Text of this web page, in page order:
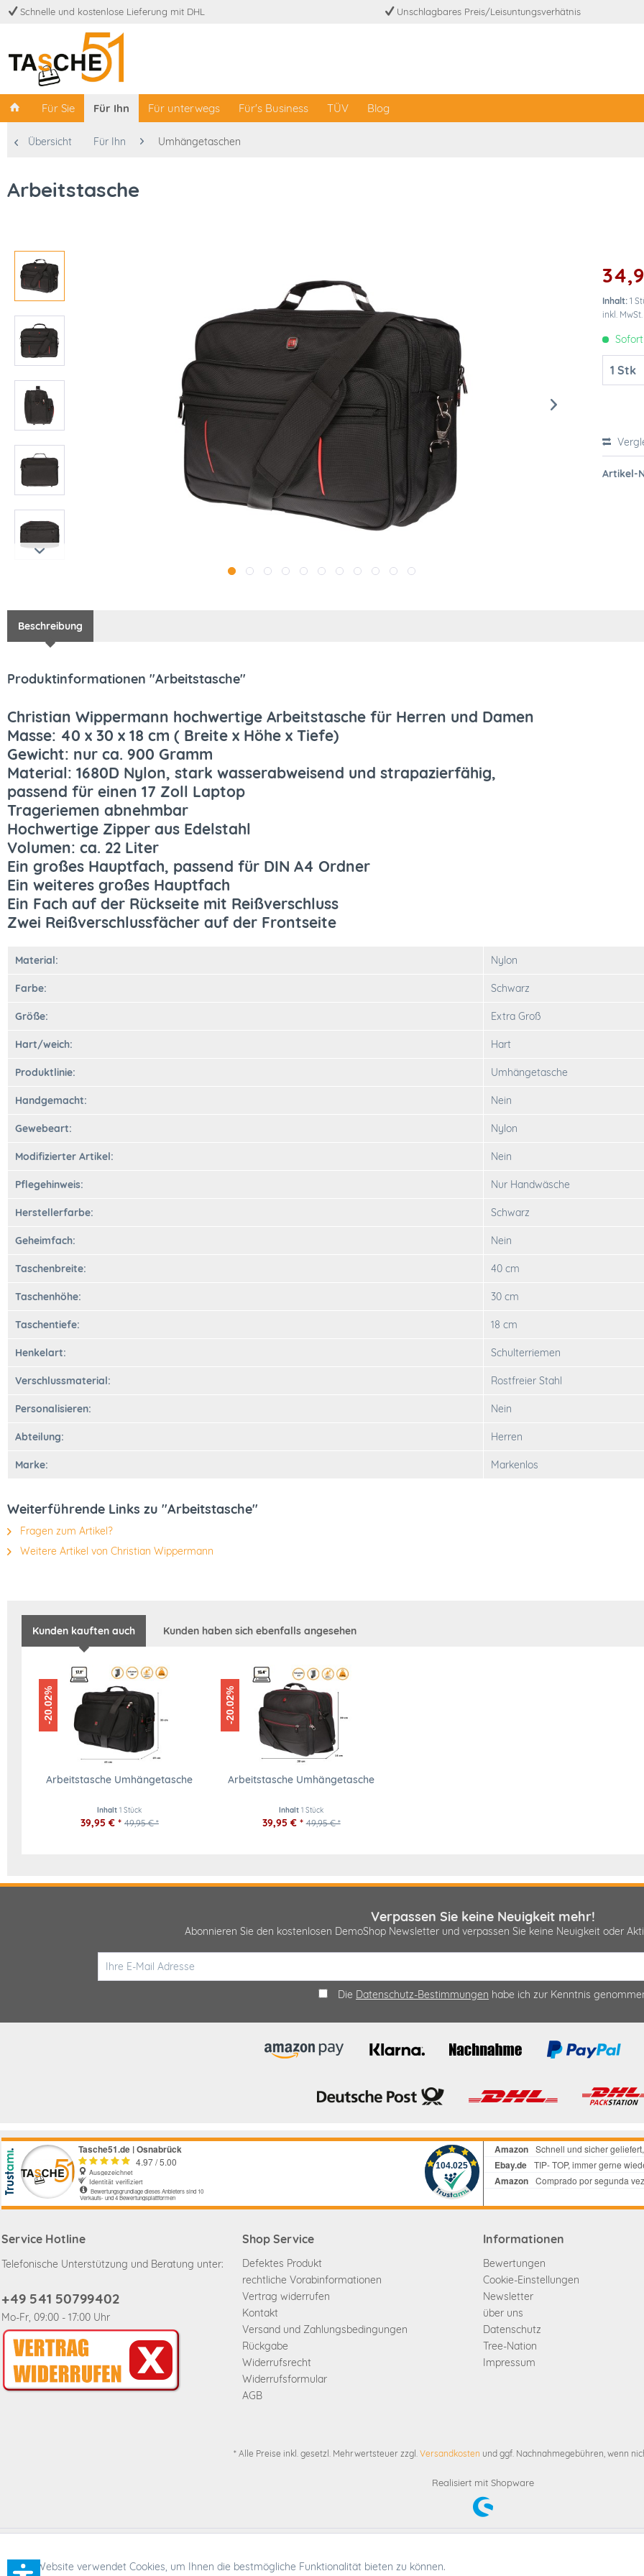
Schnelle und kostenlose Lieferung mit DHL Unschlagbares Preis/Leisuntungsverhätnis
Für Sie Für Ihn Für unterwegs Für's Business TÜV Blog
Übersicht Für Ihn Umhängetaschen
Arbeitstasche
Inhalt:1
inkl.
Artikel-
Beschreibung
Produktinformationen "Arbeitstasche"
Christian Wippermann hochwertige Arbeitstasche für Herren und Damen
Masse: 40 x 30 x 18 cm ( Breite x Höhe x Tiefe)
Gewicht: nur ca. 900 Gramm
Material: 1680D Nylon, stark wasserabweisend und strapazierfähig,
passend für einen 17 Zoll Laptop
Trageriemen abnehmbar
Hochwertige Zipper aus Edelstahl
Volumen: ca. 22 Liter
Ein großes Hauptfach, passend für DIN A4 Ordner
Ein weiteres großes Hauptfach
Ein Fach auf der Rückseite mit Reißverschluss
Zwei Reißverschlussfächer auf der Frontseite
Material: Nylon
Farbe: Schwarz
Größe: Extra Groß
Hart/weich: Hart
Produktlinie: Umhängetasche
Handgemacht: Nein
Gewebeart: Nylon
Modifizierter Artikel: Nein
Pflegehinweis: Nur Handwäsche
Herstellerfarbe: Schwarz
Geheimfach: Nein
Taschenbreite: 40 cm
Taschenhöhe: 30 cm
Taschentiefe: 18 cm
Henkelart: Schulterriemen
Verschlussmaterial: Rostfreier Stahl
Personalisieren: Nein
Abteilung: Herren
Marke: Markenlos
Weiterführende Links zu "Arbeitstasche"
Fragen zum Artikel?
Weitere Artikel von Christian Wippermann
Kunden kauften auch Kunden haben sich ebenfalls angesehen
-20.02%
Arbeitstasche Umhängetasche
Inhalt1 Stück
39,95 € * 49,95 € *
-20.02%
Arbeitstasche Umhängetasche
Inhalt1 Stück
39,95 € * 49,95 € *
Verpassen Sie keine Neuigkeit mehr!
Abonnieren Sie den kostenlosen DemoShop Newsletter und verpassen Sie keine Neuigkeit oder
Die Datenschutz-Bestimmungen habe ich zur Kenntnis
Service Hotline
Telefonische Unterstützung und Beratung unter:
+49 541 50799402
Mo-Fr, 09:00 - 17:00 Uhr
Shop Service
Defektes Produkt
rechtliche Vorabinformationen
Vertrag widerrufen
Kontakt
Versand und Zahlungsbedingungen
Rückgabe
Widerrufsrecht
Widerrufsformular
AGB
Informationen
Bewertungen
Cookie-Einstellungen
Newsletter
über uns
Datenschutz
Tree-Nation
Impressum
* Alle Preise inkl. gesetzl. Mehrwertsteuer zzgl. Versandkosten und ggf. Nachnahmegebühren, wenn
Realisiert mit Shopware
und ggf. Nachnahmegebühren, wenn
Funktionale
Diese Website verwendet Cookies, um Ihnen die bestmögliche Funktionalität bieten zu können.